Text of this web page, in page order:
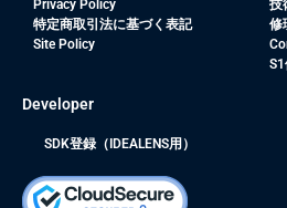
Privacy Policy
特定商取引法に基づく表記
Site Policy
技
修
Developer
SDK登録（IDEALENS用）